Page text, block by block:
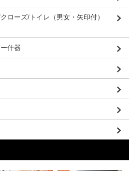
ーズ/トイレ（男女・矢印付）
什器